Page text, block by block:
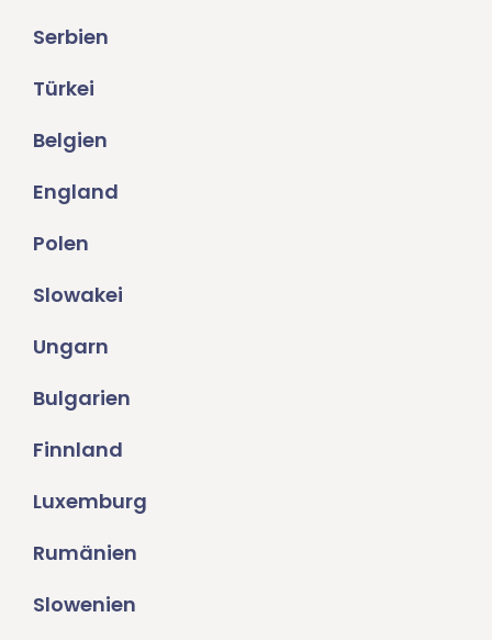
Serbien
Türkei
Belgien
England
Polen
Slowakei
Ungarn
Bulgarien
Finnland
Luxemburg
Rumänien
Slowenien